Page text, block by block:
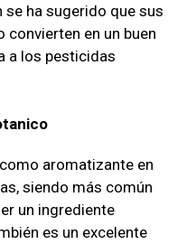
ha sugerido que sus
en un buen
a los pesticidas
aromatizante en
siendo más común
un ingrediente
es un excelente